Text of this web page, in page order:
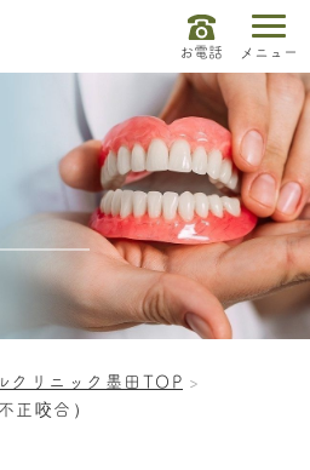
お電話 メニュー
クリニック墨田TOP
正咬合）